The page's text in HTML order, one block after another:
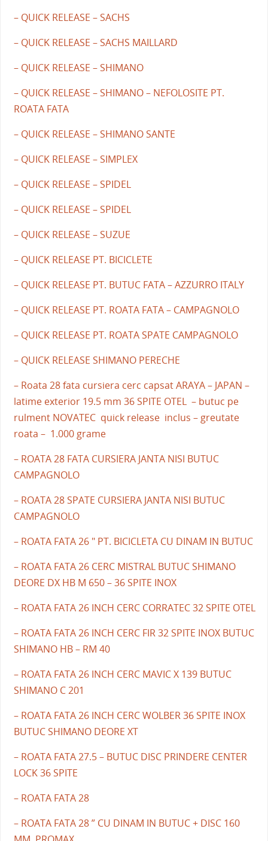
– QUICK RELEASE – SACHS
– QUICK RELEASE – SACHS MAILLARD
– QUICK RELEASE – SHIMANO
– QUICK RELEASE – SHIMANO – NEFOLOSITE PT.
ROATA FATA
– QUICK RELEASE – SHIMANO SANTE
– QUICK RELEASE – SIMPLEX
– QUICK RELEASE – SPIDEL
– QUICK RELEASE – SPIDEL
– QUICK RELEASE – SUZUE
– QUICK RELEASE PT. BICICLETE
– QUICK RELEASE PT. BUTUC FATA – AZZURRO ITALY
– QUICK RELEASE PT. ROATA FATA – CAMPAGNOLO
– QUICK RELEASE PT. ROATA SPATE CAMPAGNOLO
– QUICK RELEASE SHIMANO PERECHE
– Roata 28 fata cursiera cerc capsat ARAYA – JAPAN –
latime exterior 19.5 mm 36 SPITE OTEL – butuc pe
rulment NOVATEC quick release inclus – greutate
roata – 1.000 grame
– ROATA 28 FATA CURSIERA JANTA NISI BUTUC
CAMPAGNOLO
– ROATA 28 SPATE CURSIERA JANTA NISI BUTUC
CAMPAGNOLO
– ROATA FATA 26 " PT. BICICLETA CU DINAM IN BUTUC
– ROATA FATA 26 CERC MISTRAL BUTUC SHIMANO
DEORE DX HB M 650 – 36 SPITE INOX
– ROATA FATA 26 INCH CERC CORRATEC 32 SPITE OTEL
– ROATA FATA 26 INCH CERC FIR 32 SPITE INOX BUTUC
SHIMANO HB – RM 40
– ROATA FATA 26 INCH CERC MAVIC X 139 BUTUC
SHIMANO C 201
– ROATA FATA 26 INCH CERC WOLBER 36 SPITE INOX
BUTUC SHIMANO DEORE XT
– ROATA FATA 27.5 – BUTUC DISC PRINDERE CENTER
LOCK 36 SPITE
– ROATA FATA 28
– ROATA FATA 28 ” CU DINAM IN BUTUC + DISC 160